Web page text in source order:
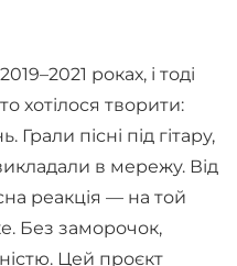
роках, і тоді
хотілося творити:
Грали пісні під гітару,
в мережу. Від
реакція — на той
Без заморочок,
Цей проєкт